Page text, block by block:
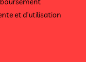
et d’utilisation